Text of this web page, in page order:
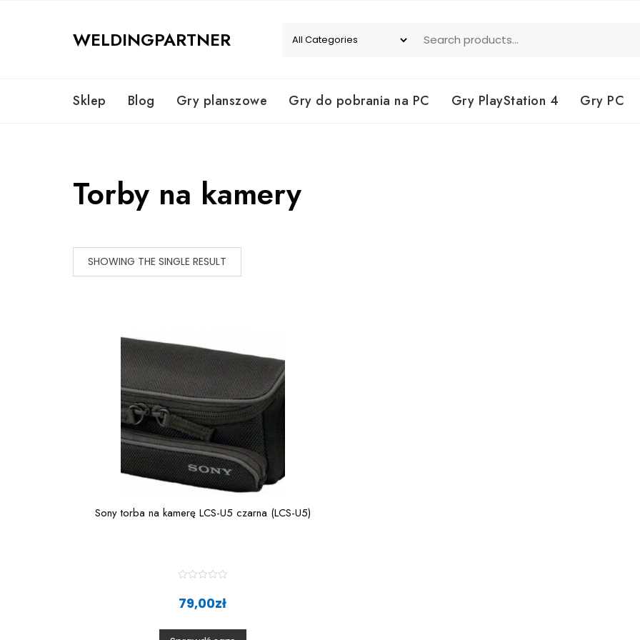
WELDINGPARTNER
Sklep Blog Gry planszowe Gry do pobrania na PC Gry PlayStation 4 Gry PC
Torby na kamery
SHOWING THE SINGLE RESULT
Sony torba na kamerę LCS-U5 czarna (LCS-U5)
t
0
79,00zł